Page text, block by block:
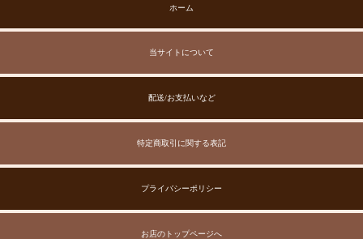
ホーム
当サイトについて
配送/お支払いなど
特定商取引に関する表記
プライバシーポリシー
お店のトップページへ